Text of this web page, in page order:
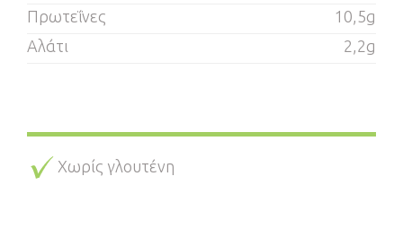
Πρωτεΐνες
10,5g
Αλάτι
2,2g
Χωρίς γλουτένη